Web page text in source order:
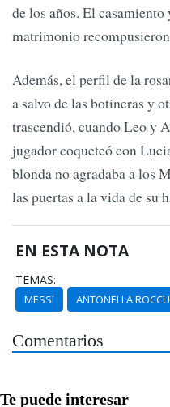
de los años. El
matrimonio
Además, el perfil de la
a salvo de las botineras y
trascendió, cuando Leo y
jugador coqueteó con
blonda no agradaba a los
las puertas a la vida de su
EN ESTA NOTA
TEMAS:
MESSI ANTONELLA
Comentarios